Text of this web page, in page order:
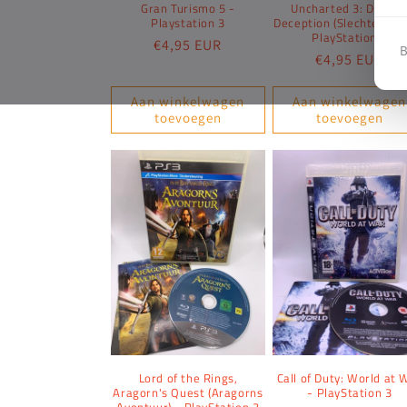
:
Gran Turismo 5 -
Playstation 3
Normale
€4,95 EUR
Aan winkelwagen
toevoegen
Uncharted 3: Drake's
Deception (Slechte
PlayStation 3
Normale
€4,95 EUR
Aan winkelwagen
toevoegen
Lord of the Rings,
Aragorn's Quest (Aragorns
Call of Duty: World at
- PlayStation 3